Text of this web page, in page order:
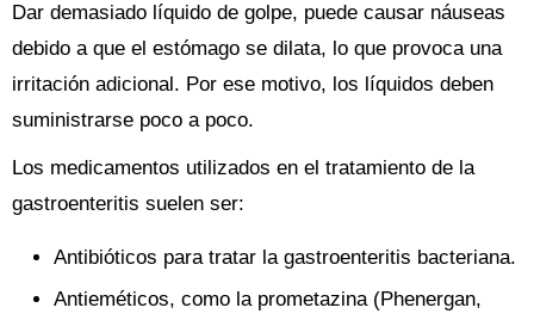
Dar demasiado líquido de golpe, puede causar náuseas
debido a que el estómago se dilata, lo que provoca una
irritación adicional. Por ese motivo, los líquidos deben
suministrarse poco a poco.
Los medicamentos utilizados en el tratamiento de la
gastroenteritis suelen ser:
Antibióticos para tratar la gastroenteritis bacteriana.
Antieméticos, como la prometazina (Phenergan,